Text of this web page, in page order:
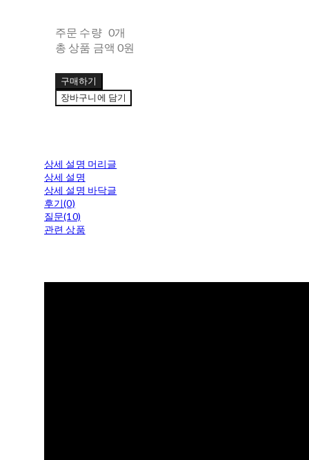
주문 수량 0개
총 상품 금액 0원
구매하기
장바구니에 담기
상세 설명 머리글
상세 설명
상세 설명 바닥글
후기(0)
질문(10)
관련 상품